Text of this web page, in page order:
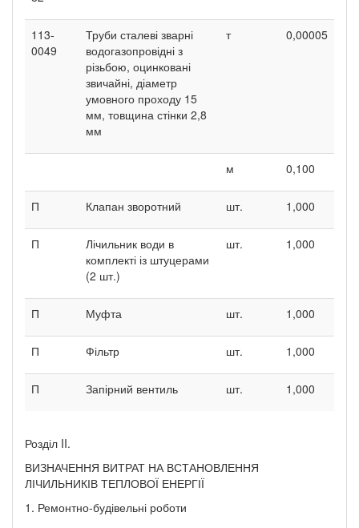
113-
0049
Труби сталеві зварні
водогазопровідні з
різьбою, оцинковані
звичайні, діаметр
умовного проходу 15
мм, товщина стінки 2,8
мм
т 0,00005
м 0,100
П Клапан зворотний шт. 1,000
П
Лічильник води в
комплекті із штуцерами
(2 шт.)
шт. 1,000
П Муфта шт. 1,000
П Фільтр шт. 1,000
П Запірний вентиль шт. 1,000
Розділ II.
ВИЗНАЧЕННЯ ВИТРАТ НА ВСТАНОВЛЕННЯ
ЛІЧИЛЬНИКІВ ТЕПЛОВОЇ ЕНЕРГІЇ
1. Ремонтно-будівельні роботи